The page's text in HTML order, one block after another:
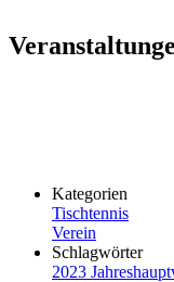
Kategorien
Tischtennis
Verein
Schlagwörter
2023